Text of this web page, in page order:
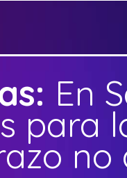
En
para
no